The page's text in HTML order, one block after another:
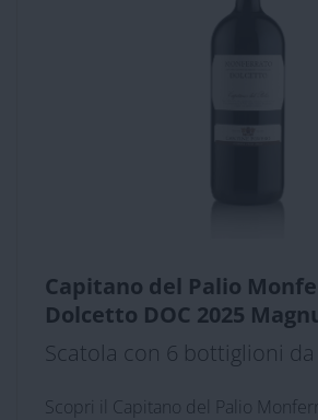
Capitano del Palio
Dolcetto DOC 2025
Scatola con 6 bottiglioni
Scopri il Capitano del Palio